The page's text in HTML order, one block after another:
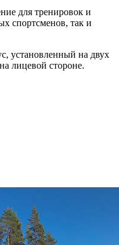
для тренировок и
спортсменов, так и
установленный на двух
лицевой стороне.